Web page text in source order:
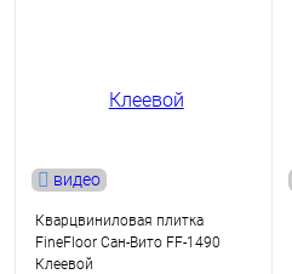
видео
Кварцвиниловая плитка
FineFloor Сан-Вито FF-1490
Клеевой